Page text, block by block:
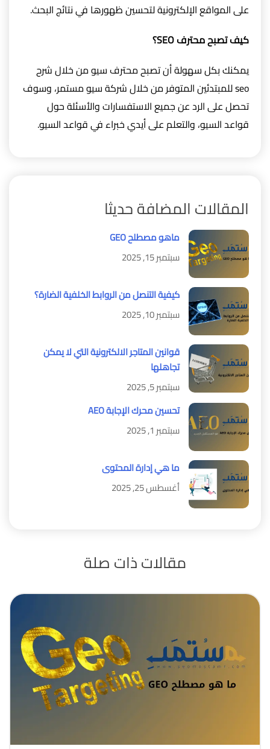
على المواقع الإلكترونية لتحسين ظهورها في نتائج البحث.
كيف تصبح محترف SEO؟
يمكنك بكل سهولة أن تصبح محترف سيو من خلال شرح
seo للمبتدئين المتوفر من خلال شركة سيو مستمر، وسوف
تحصل على الرد عن جميع الاستفسارات والأسئلة حول
قواعد السيو، والتعلم على أيدي خبراء في قواعد السيو.
المقالات المضافة حديثا
ماهو مصطلح GEO
سبتمبر 15, 2025
كيفية التنصل من الروابط الخلفية الضارة؟
سبتمبر 10, 2025
قوانين المتاجر الالكترونية التي لا يمكن
تجاهلها
سبتمبر 5, 2025
تحسين محرك الإجابة AEO
سبتمبر 1, 2025
ما هي إدارة المحتوى
أغسطس 25, 2025
مقالاتذات صلة